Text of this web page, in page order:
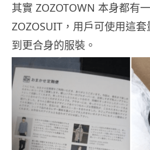
其實 ZOZOTOWN 本身都有
ZOZOSUIT，用戶可使用這
到更合身的服裝。